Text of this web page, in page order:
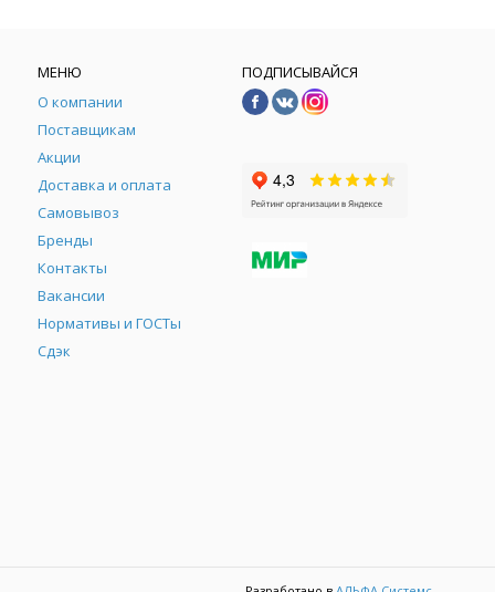
МЕНЮ
О компании
Поставщикам
Акции
Доставка и оплата
Самовывоз
Бренды
Контакты
Вакансии
Нормативы и ГОСТы
Сдэк
ПОДПИСЫВАЙСЯ